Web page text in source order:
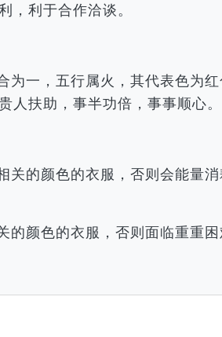
，利于合作洽谈。
一，五行属火，其代表色为
人扶助，事半功倍，事事顺心。
的颜色的衣服，否则会能量
颜色的衣服，否则面临重重